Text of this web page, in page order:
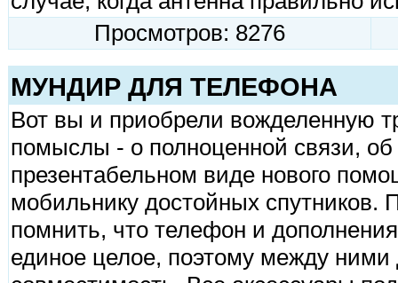
Просмотров: 8276
МУНДИР ДЛЯ ТЕЛЕФОНА
Вот вы и приобрели вожделенную
помыслы - о полноценной связи, об
презентабельном виде нового
мобильнику достойных спутников.
помнить, что телефон и
единое целое, поэтому между